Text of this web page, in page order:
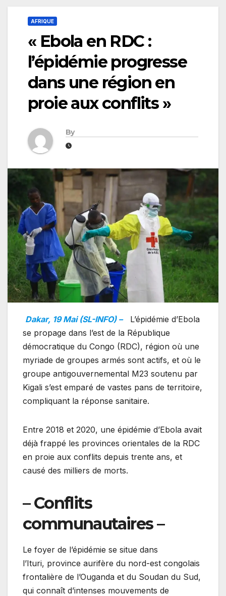
AFRIQUE
« Ebola en RDC :
l’épidémie progresse
dans une région en
proie aux conflits »
By
Dakar, 19 Mai (SL-INFO) –
L’épidémie d’Ebola
se propage dans l’est de la République
démocratique du Congo (RDC), région où une
myriade de groupes armés sont actifs, et où le
groupe antigouvernemental M23 soutenu par
Kigali s’est emparé de vastes pans de territoire,
compliquant la réponse sanitaire.
Entre 2018 et 2020, une épidémie d’Ebola avait
déjà frappé les provinces orientales de la RDC
en proie aux conflits depuis trente ans, et
causé des milliers de morts.
– Conflits
communautaires –
Le foyer de l’épidémie se situe dans
l’Ituri, province aurifère du nord-est congolais
frontalière de l’Ouganda et du Soudan du Sud,
qui connaît d’intenses mouvements de